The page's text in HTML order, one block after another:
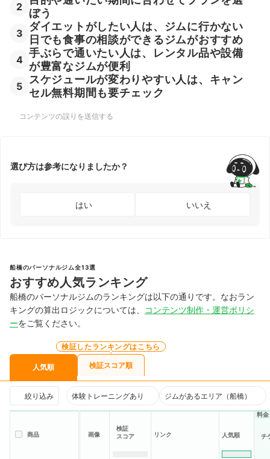
2 ぼう
3
ダイエットがしたい人は、ジムに行かない
日でも食事の相談ができるジムがおすすめ
4
手ぶらで通いたい人は、レンタル品や設備
が豊富なジムが便利
5
スケジュールが変わりやすい人は、キャン
セル無料期間も要チェック
コンテンツの誤りを送信する
選び方は参考になりましたか？
はい いいえ
船橋のパーソナルジム全13選
おすすめ人気ランキング
船橋のパーソナルジムのランキングは以下の通りです。なおラン
キングの算出ロジックについては、
コンテンツ制作・運営ポリシ
ーをご覧ください。
人気順
検証したランキングはこちら
検証スコア順
絞り込み 体験トレーニングあり ジムがあるエリア（船橋）
商品 画像
検証
スコア
リンク 人気順
料金
チ